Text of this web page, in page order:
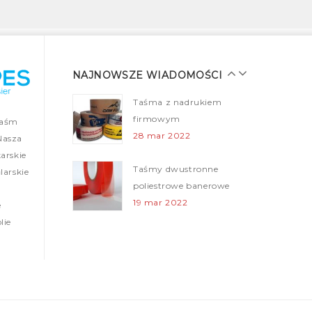
NAJNOWSZE WIADOMOŚCI
Taśmy malarskie dla
28 mar 2022
Taśma z nadrukiem
firmowym
28 mar 2022
Taśmy dwustronne
poliestrowe banerowe
19 mar 2022